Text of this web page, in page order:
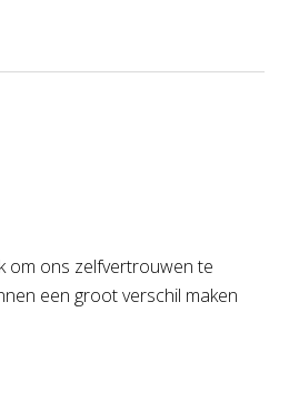
om ons zelfvertrouwen te
een groot verschil maken